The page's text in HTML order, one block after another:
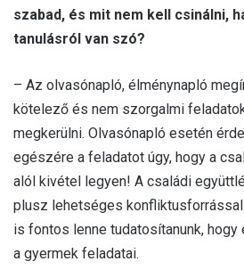
szabad, és mit nem kell csinálni,
tanulásról van szó?
– Az olvasónapló, élménynapló
kötelező és nem szorgalmi
megkerülni. Olvasónapló esetén
egészére a feladatot úgy, hogy a
alól kivétel legyen! A családi
plusz lehetséges
is fontos lenne tudatosítanunk, hogy
a gyermek feladatai.